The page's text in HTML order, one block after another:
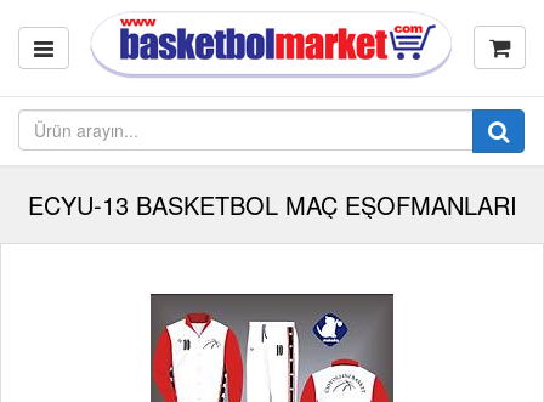
ECYU-13 BASKETBOL MAÇ EŞOFMANLARI